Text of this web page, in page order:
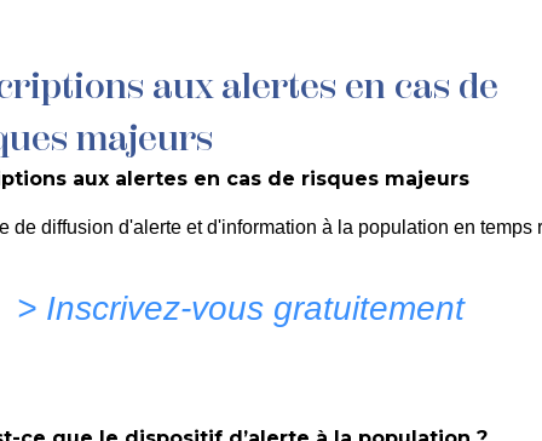
QUOTIDIEN DÉCOUVRIR LA ROQUE
– Rue de
aux alertes en cas de
majeurs
aux alertes en cas de risques majeurs
de diffusion d'alerte et d'information à la population en temps
> Inscrivez-vous gratuitement